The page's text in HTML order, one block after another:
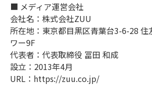
■ メディア運営会社
会社名：株式会社ZUU
所在地：東京都目黒区青葉台3-6-28 住
ワー9F
代表者：代表取締役 冨田 和成
設立：2013年4月
URL：https://zuu.co.jp/